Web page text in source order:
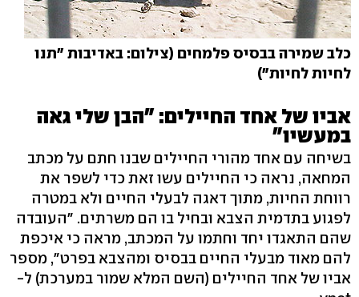
כלב שמירה בבסיס פלמחים (צילום: באדיבות "תנו
לחיות לחיות")
אביו של אחד החיילים: "הבן שלי גאה
במעשיו"
בשיחה עם אחד מהורי החיילים שבנו חתם על מכתב
המחאה, נראה כי החיילים עשו זאת כדי לשפר את
רווחת החיות, מתוך דאגה לבעלי החיים ולא במטרה
לפגוע בתדמית הצבא ובחיל בו הם משרתים. "העובדה
שהם התאגדו יחד וחתמו על המכתב, מראה כי איכפת
להם מאוד מבעלי החיים בבסיס ומהצבא בפרט", מספר
אביו של אחד החיילים (השם המלא שמור במערכת) ל-